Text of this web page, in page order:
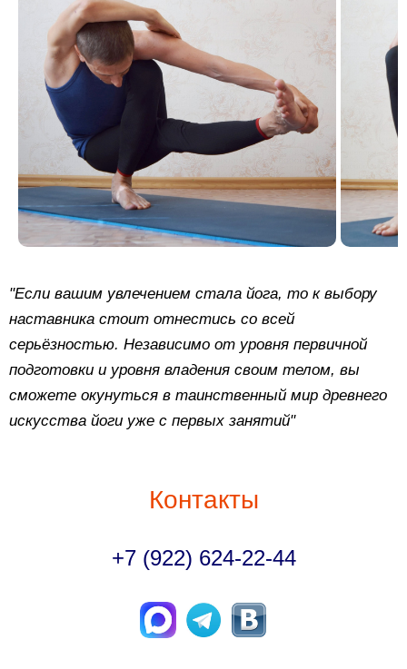
"Если вашим увлечением стала йога, то к выбору
наставника стоит отнестись со всей
серьёзностью. Независимо от уровня первичной
подготовки и уровня владения своим телом, вы
сможете окунуться в таинственный мир древнего
искусства йоги уже с первых занятий"
Контакты
+7 (922) 624-22-44